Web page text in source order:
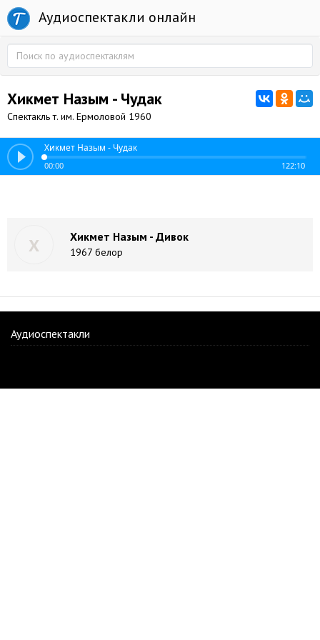
Аудиоспектакли онлайн
Хикмет Назым - Чудак
Спектакль т. им. Ермоловой 1960
Хикмет Назым - Чудак
00:00 122:10
Х Хикмет Назым - Дивок
1967 белор
Аудиоспектакли